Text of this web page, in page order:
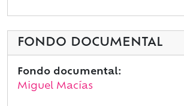
FONDO DOCUMENTAL
Fondo documental:
Miguel Macías